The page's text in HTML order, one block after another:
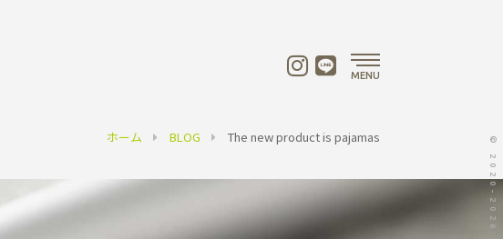
MENU
ホーム BLOG The new product is pajamas